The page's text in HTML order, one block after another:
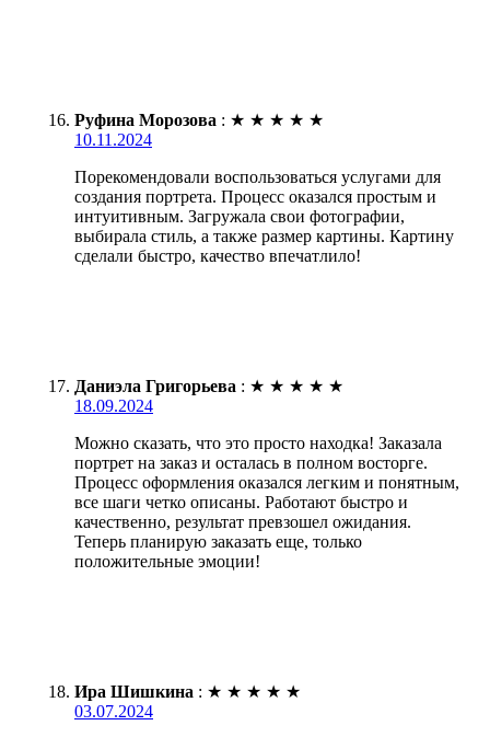
Руфина Морозова : ★ ★ ★ ★ ★
10.11.2024
Порекомендовали воспользоваться услугами для
создания портрета. Процесс оказался простым и
интуитивным. Загружала свои фотографии,
выбирала стиль, а также размер картины. Картину
сделали быстро, качество впечатлило!
Даниэла Григорьева : ★ ★ ★ ★ ★
18.09.2024
Можно сказать, что это просто находка! Заказала
портрет на заказ и осталась в полном восторге.
Процесс оформления оказался легким и понятным,
все шаги четко описаны. Работают быстро и
качественно, результат превзошел ожидания.
Теперь планирую заказать еще, только
положительные эмоции!
Ира Шишкина : ★ ★ ★ ★ ★
03.07.2024